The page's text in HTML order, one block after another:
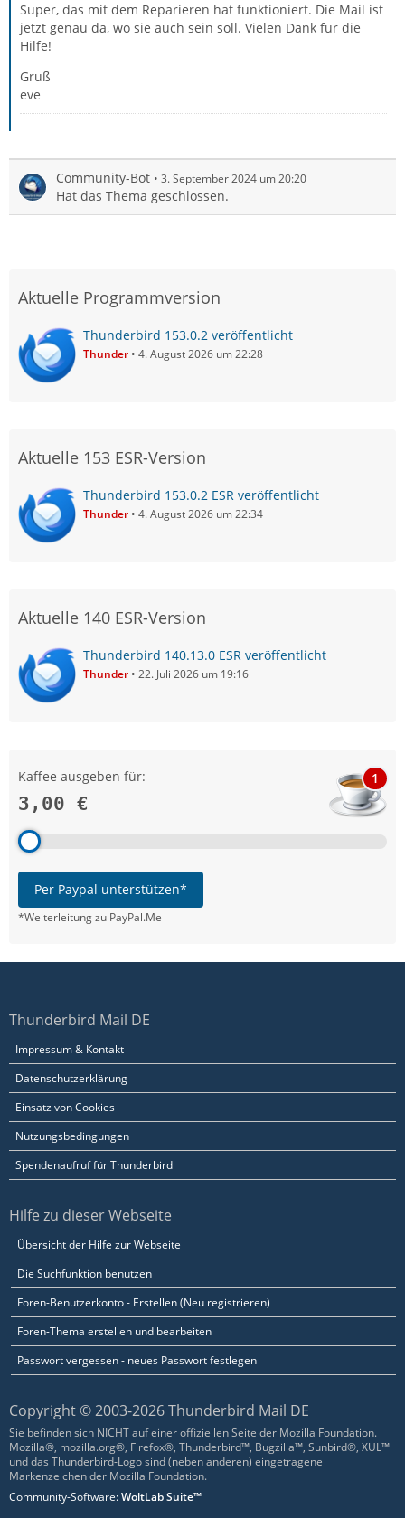
Super, das mit dem Reparieren hat funktioniert. Die Mail ist
jetzt genau da, wo sie auch sein soll. Vielen Dank für die
Hilfe!
Gruß
eve
Community-Bot 3. September 2024 um 20:20
Hat das Thema geschlossen.
Aktuelle Programmversion
Thunderbird 153.0.2 veröffentlicht
Thunder 4. August 2026 um 22:28
Aktuelle 153 ESR-Version
Thunderbird 153.0.2 ESR veröffentlicht
Thunder 4. August 2026 um 22:34
Aktuelle 140 ESR-Version
Thunderbird 140.13.0 ESR veröffentlicht
Thunder 22. Juli 2026 um 19:16
Kaffee ausgeben für:
3,00 €
1
Per Paypal unterstützen*
*Weiterleitung zu PayPal.Me
Thunderbird Mail DE
Impressum & Kontakt
Datenschutzerklärung
Einsatz von Cookies
Nutzungsbedingungen
Spendenaufruf für Thunderbird
Hilfe zu dieser Webseite
Übersicht der Hilfe zur Webseite
Die Suchfunktion benutzen
Foren-Benutzerkonto - Erstellen (Neu registrieren)
Foren-Thema erstellen und bearbeiten
Passwort vergessen - neues Passwort festlegen
Copyright © 2003-2026 Thunderbird Mail DE
Sie befinden sich NICHT auf einer offiziellen Seite der Mozilla Foundation.
Mozilla®, mozilla.org®, Firefox®, Thunderbird™, Bugzilla™, Sunbird®, XUL™
und das Thunderbird-Logo sind (neben anderen) eingetragene
Markenzeichen der Mozilla Foundation.
Community-Software:WoltLab Suite™